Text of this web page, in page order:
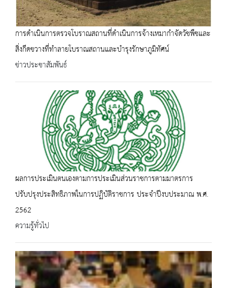
การดำเนินการตรวจโบราณสถานที่ดำเนินการจ้างเหมากำจัดวัชพืชและ
สิ่งกีดขวางที่ทำลายโบราณสถานและบำรุงรักษาภูมิทัศน์
ข่าวประชาสัมพันธ์
ผลการประเมินตนเองตามการประเมินส่วนราชการตามมาตรการ
ปรับปรุงประสิทธิภาพในการปฏิบัติราชการ ประจำปีงบประมาณ พ.ศ.
2562
ความรู้ทั่วไป